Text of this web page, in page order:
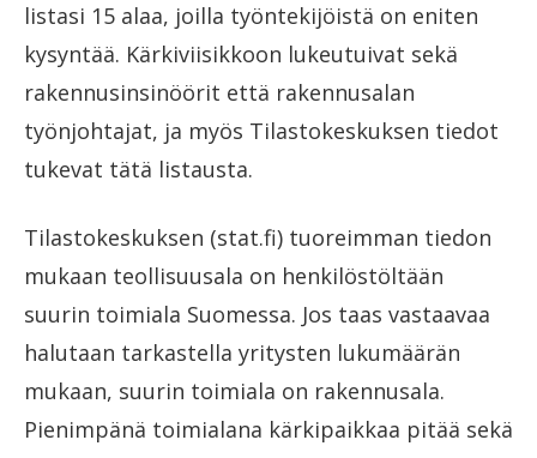
listasi 15 alaa, joilla työntekijöistä on eniten
kysyntää. Kärkiviisikkoon lukeutuivat sekä
rakennusinsinöörit että rakennusalan
työnjohtajat, ja myös Tilastokeskuksen tiedot
tukevat tätä listausta.
Tilastokeskuksen (stat.fi) tuoreimman tiedon
mukaan teollisuusala on henkilöstöltään
suurin toimiala Suomessa. Jos taas vastaavaa
halutaan tarkastella yritysten lukumäärän
mukaan, suurin toimiala on rakennusala.
Pienimpänä toimialana kärkipaikkaa pitää sekä